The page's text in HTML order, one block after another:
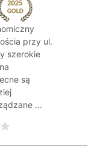
przy ul.
szerokie
są
...